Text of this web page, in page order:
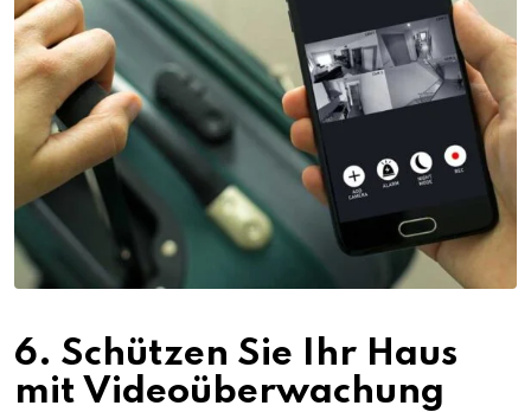
6. Schützen Sie Ihr Haus
mit Videoüberwachung